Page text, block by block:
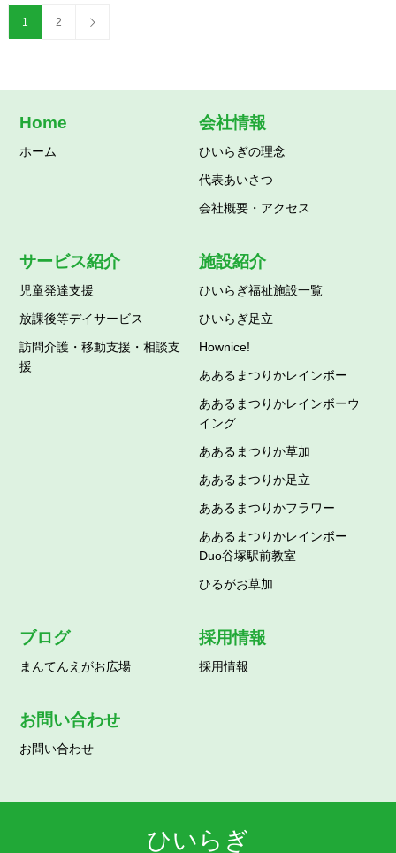
1 2
Home
ホーム
会社情報
ひいらぎの理念
代表あいさつ
会社概要・アクセス
サービス紹介
児童発達支援
放課後等デイサービス
訪問介護・移動支援・相談支
援
施設紹介
ひいらぎ福祉施設一覧
ひいらぎ足立
Hownice!
ああるまつりかレインボー
ああるまつりかレインボーウ
イング
ああるまつりか草加
ああるまつりか足立
ああるまつりかフラワー
ああるまつりかレインボー
Duo谷塚駅前教室
ひるがお草加
ブログ
まんてんえがお広場
採用情報
採用情報
お問い合わせ
お問い合わせ
ひいらぎ